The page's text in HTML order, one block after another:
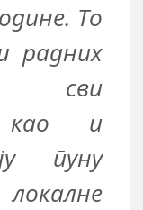
То
радних
сви
као и
пуну